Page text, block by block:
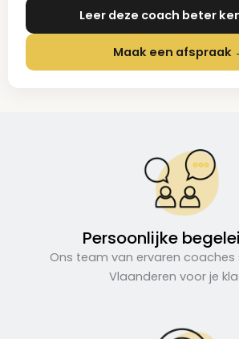
Leer deze coach beter
Maak een afspraak
Persoonlijke
Ons team van ervaren coaches
Vlaanderen voor je